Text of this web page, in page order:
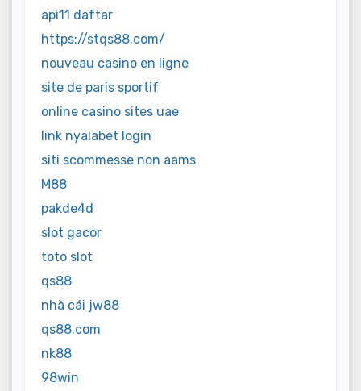
api11 daftar
https://stqs88.com/
nouveau casino en ligne
site de paris sportif
online casino sites uae
link nyalabet login
siti scommesse non aams
M88
pakde4d
slot gacor
toto slot
qs88
nhà cái jw88
qs88.com
nk88
98win